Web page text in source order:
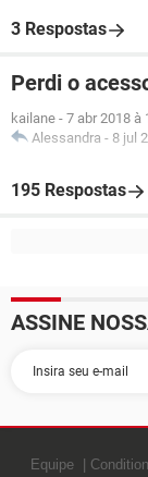
3 Respostas
Perdi o
kailane - 7 abr 2018 à
Alessandra - 8 jul
195 Respostas
ASSINE
Equipe